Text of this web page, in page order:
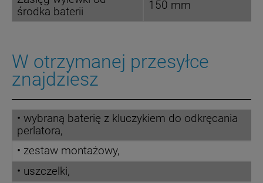
środka baterii
150 mm
W otrzymanej przesyłce
znajdziesz
• wybraną baterię z kluczykiem do odkręcania
perlatora,
• zestaw montażowy,
• uszczelki,